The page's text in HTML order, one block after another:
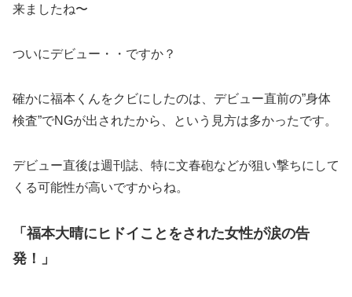
来ましたね〜
ついにデビュー・・ですか？
確かに福本くんをクビにしたのは、デビュー直前の”身体
検査”でNGが出されたから、という見方は多かったです。
デビュー直後は週刊誌、特に文春砲などが狙い撃ちにして
くる可能性が高いですからね。
「福本大晴にヒドイことをされた女性が涙の告
発！」